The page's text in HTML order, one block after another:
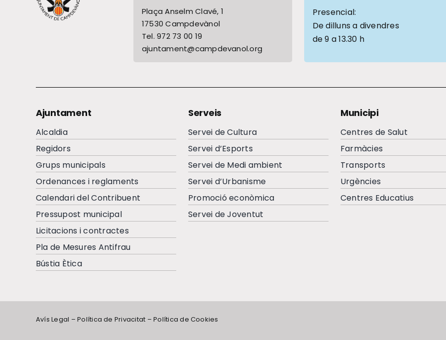
Plaça Anselm Clavé, 1
17530 Campdevànol
Tel. 972 73 00 19
ajuntament@campdevanol.org
Presencial:
De dilluns a divendres
de 9 a 13.30 h
Ajuntament
Alcaldia
Regidors
Grups municipals
Ordenances i reglaments
Calendari del Contribuent
Pressupost municipal
Licitacions i contractes
Pla de Mesures Antifrau
Bústia Ètica
Serveis
Servei de Cultura
Servei d’Esports
Servei de Medi ambient
Servei d’Urbanisme
Promoció econòmica
Servei de Joventut
Municipi
Centres de Salut
Farmàcies
Transports
Urgències
Centres Educatius
Avís Legal –Política de Privacitat –Política de Cookies